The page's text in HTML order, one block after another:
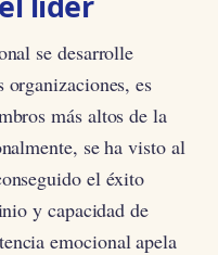
se desarrolle
es
más altos de la
se ha visto al
el éxito
y capacidad de
emocional apela